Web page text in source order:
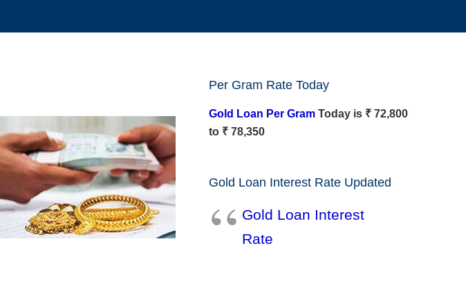
Per Gram Rate Today
Gold Loan Per Gram Today is ₹ 72,800
to ₹ 78,350
Gold Loan Interest Rate Updated
Gold Loan Interest
Rate